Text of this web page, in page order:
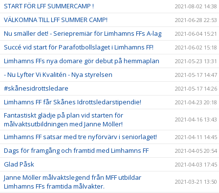
START FÖR LFF SUMMERCAMP ! 2021-08-02 14:38
VÄLKOMNA TILL LFF SUMMER CAMP! 2021-06-28 22:53
Nu smäller det! - Seriepremiär för Limhamns FFs A-lag 2021-06-04 15:21
Succé vid start för Parafotbollslaget i Limhamns FF! 2021-06-02 15:18
Limhamns FFs nya domare gör debut på hemmaplan 2021-05-23 13:31
- Nu Lyfter Vi Kvalitén - Nya styrelsen 2021-05-17 14:47
#skånesidrottsledare 2021-05-17 14:26
Limhamns FF får Skånes Idrottsledarstipendie! 2021-04-23 20:18
Fantastiskt glädje på plan vid starten för
målvaktsutbildningen med Janne Möller!
2021-04-16 13:43
Limhamns FF satsar med tre nyförvärv i seniorlaget! 2021-04-11 14:45
Dags för framgång och framtid med Limhamns FF 2021-04-05 20:54
Glad Påsk 2021-04-03 17:45
Janne Möller målvaktslegend från MFF utbildar
Limhamns FFs framtida målvakter.
2021-03-21 13:50